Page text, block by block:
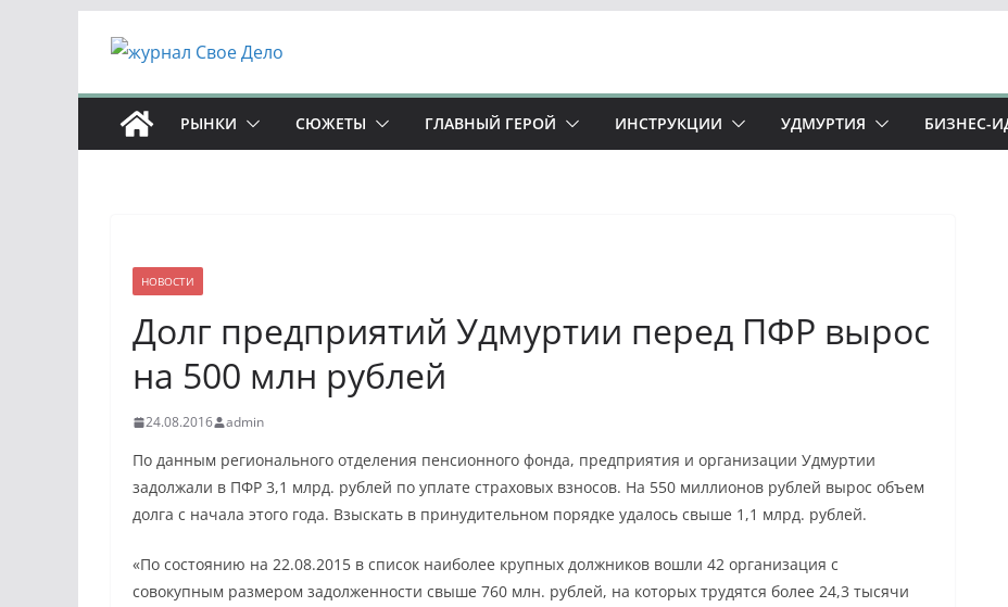
РЫНКИ СЮЖЕТЫ ГЛАВНЫЙ ГЕРОЙ ИНСТРУКЦИИ УДМУРТИЯ БИЗНЕС-
НОВОСТИ
Долг предприятий Удмуртии перед ПФР вырос
на 500 млн рублей
24.08.2016 admin
По данным регионального отделения пенсионного фонда, предприятия и организации Удмуртии
задолжали в ПФР 3,1 млрд. рублей по уплате страховых взносов. На 550 миллионов рублей вырос объем
долга с начала этого года. Взыскать в принудительном порядке удалось свыше 1,1 млрд. рублей.
«По состоянию на 22.08.2015 в список наиболее крупных должников вошли 42 организация с
совокупным размером задолженности свыше 760 млн. рублей, на которых трудятся более 24,3 тысячи